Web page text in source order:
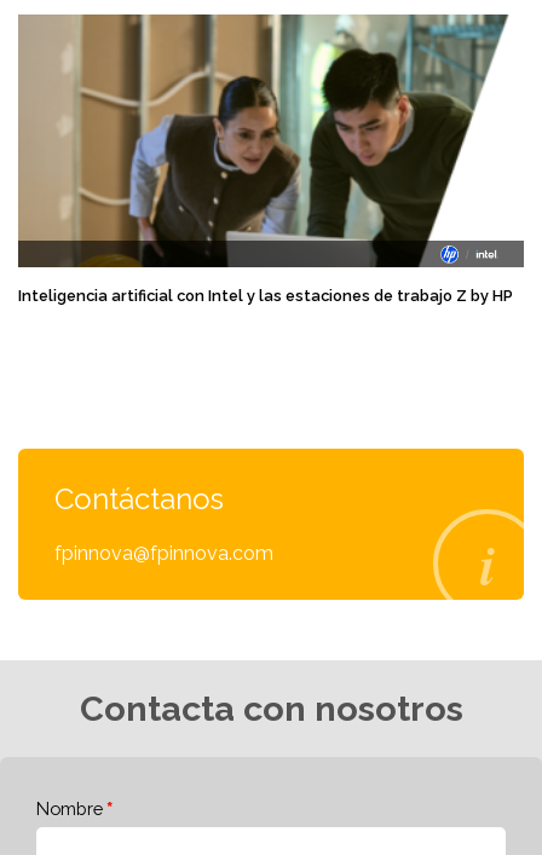
Inteligencia artificial con Intel y las estaciones de trabajo Z by HP
Contáctanos
fpinnova@fpinnova.com
Contacta con nosotros
Nombre